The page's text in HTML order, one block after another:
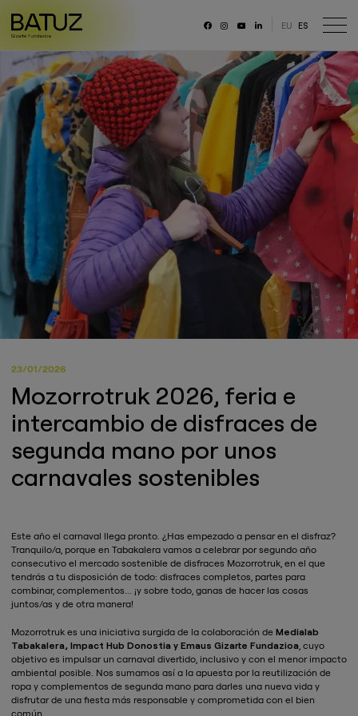
Fundación
Historia
Misión, Visión, Principios
Organización
Portal de transparencia
Memoria anual y datos generales
Canal ético
Trabaja con nosotras/os
EU ES
23/01/2026
Mozorrotruk 2026, feria e
intercambio de disfraces de
segunda mano por unos
carnavales sostenibles
Este año el carnaval llega pronto. ¿Has empezado a pensar en el disfraz?
Tranquilo/a, porque en Tabakalera vamos a celebrar por segundo año
consecutivo el mercado sostenible de disfraces Mozorrotruk, en el que
tendrás a tu disposición de todo: disfraces completos, partes para
combinar, complementos... ¡y sobre todo, ganas de hacer las cosas
juntos/as y de otra manera!
Mozorrotruk es una iniciativa surgida de la colaboración de Medialab
Tabakalera, Impact Hub Donostia y Emaus Gizarte Fundazioa, cuyo
objetivo es impulsar un carnaval divertido, inclusivo y con el menor impacto
ambiental posible. Nos sumamos así a la apuesta por la reutilización de
ropa y complementos de segunda mano para darles una nueva vida y
disfrutar de una fiesta más responsable y comprometida con el bien
común.